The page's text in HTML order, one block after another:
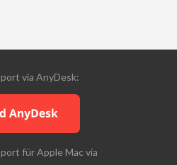
via AnyDesk:
für Apple Mac via